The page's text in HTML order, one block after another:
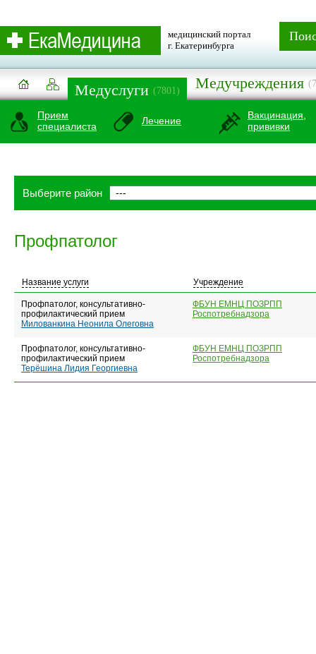
медицинский портал
г. Екатеринбурга
Медуслуги (7801) Медучреждения
Прием
специалиста
Лечение
Вакцинация,
прививки
Выберите район
Профпатолог
Название услуги Учреждение
Профпатолог, консультативно-
профилактический прием
Милованкина Неонила Олеговна
ФБУН ЕМНЦ ПОЗРПП
Роспотребнадзора
Профпатолог, консультативно-
профилактический прием
Терёшина Лидия Георгиевна
ФБУН ЕМНЦ ПОЗРПП
Роспотребнадзора